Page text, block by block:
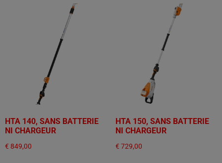
HTA 140, SANS BATTERIE
NI CHARGEUR
€ 849,00
HTA 150, SANS BATTERIE
NI CHARGEUR
€ 729,00